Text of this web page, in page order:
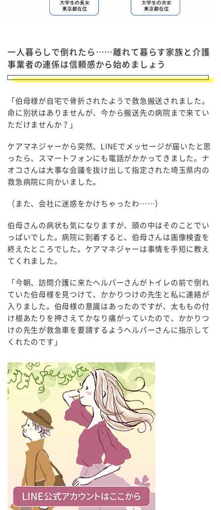
一人暮らしで倒れたら……離れて暮らす家族と介護
事業者の連係は信頼感から始めましょう
「伯母様が自宅で骨折されたようで救急搬送されました。
命に別状はありませんが、今から搬送先の病院まで来てい
ただけませんか？」
ケアマネジャーから突然、LINEでメッセージが届いたと思
ったら、スマートフォンにも電話がかかってきました。ナ
オコさんは大事な会議を抜け出して指定された埼玉県内の
救急病院に向かいました。
（また、会社に迷惑をかけちゃったわ……）
伯母さんの病状も気になりますが、頭の中はそのことでい
っぱいでした。病院に到着すると、伯母さんは画像検査を
終えたところでした。ケアマネジャーは事情を手短に教え
てくれました。
「今朝、訪問介護に来たヘルパーさんがトイレの前で倒れ
ていた伯母様を見つけて、かかりつけの先生と私に連絡が
入りました。伯母様の意識はあったのですが、太ももの付
け根あたりを押さえてかなり痛がっていたので、かかりつ
けの先生が救急車を要請するようヘルパーさんに指示して
くれたのです」